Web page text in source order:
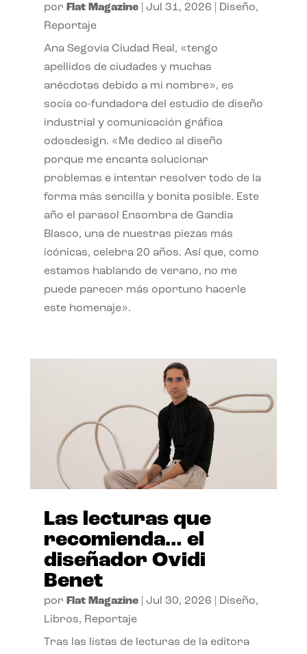
por Flat Magazine| Jul 31, 2026 Diseño,
Reportaje
Ana Segovia Ciudad Real, «tengo
apellidos de ciudades y muchas
anécdotas debido a mi nombre», es
socia co-fundadora del estudio de diseño
industrial y comunicación gráfica
odosdesign. «Me dedico al diseño
porque me encanta solucionar
problemas e intentar resolver todo de la
forma más sencilla y bonita posible. Este
año el parasol Ensombra de Gandia
Blasco, una de nuestras piezas más
icónicas, celebra 20 años. Así que, como
estamos hablando de verano, no me
puede parecer más oportuno hacerle
este homenaje».
Las lecturas que
recomienda… el
diseñador Ovidi
Benet
por Flat Magazine| Jul 30, 2026 Diseño,
Libros, Reportaje
Tras las listas de lecturas de la editora